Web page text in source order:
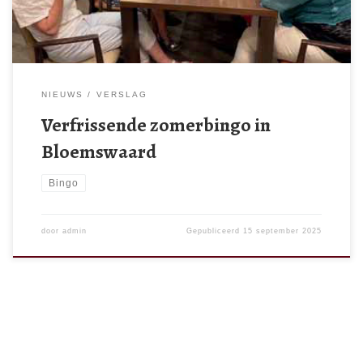
NIEUWS VERSLAG
Verfrissende zomerbingo in
Bloemswaard
Bingo
door admin Gepubliceerd 15 september 2025